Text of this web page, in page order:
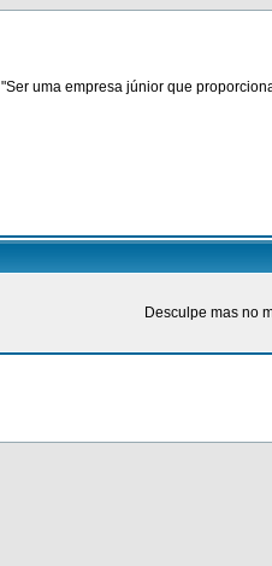
"Ser uma empresa júnior que
Desculpe mas no